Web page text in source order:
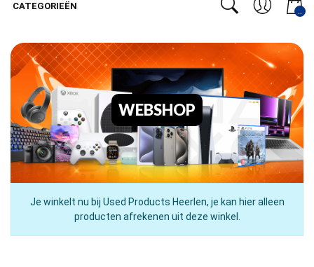
..
CATEGORIEËN
WEBSHOP
Je winkelt nu bij Used Products Heerlen, je kan hier alleen
producten afrekenen uit deze winkel.